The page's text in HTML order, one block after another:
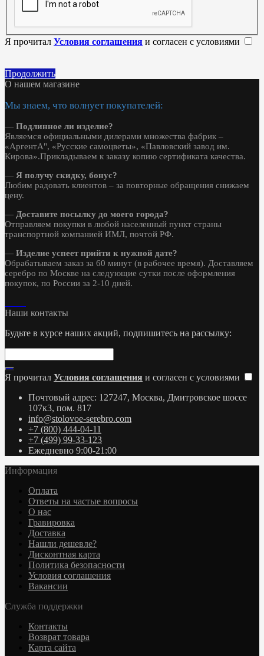
Я прочитал Условия соглашения и согласен с условиями
Продолжить
О нашем магазине
Мы знаем, что волнует покупателей:
— Подлинное ли изделие?
Являемся официальными дилерами множества фабрик –
«АргентА", «Русские самоцветы», «Павловский завод им.
Кирова».Прикладываем к заказу копию сертификата качества.
— Я получу скидку, бонус?
Любим радовать клиентов – за повторные обращения снижаем
цену.
— Доставите посылку до моего города?
Отправляем покупки в любой населенный пункт страны
транспортной компанией ИМЛ, почтой РФ.
— Изделие успеет прийти к нужной дате?
Обрабатываем заказ за 60 минут (в рабочее время). Доставляем
серебро по Москве на следующие сутки после оформления
покупок, по России за 2-10 дней.
Наши контакты
Будьте в курсе наших акций, подпишитесь на рассылку:
Я прочитал Условия соглашения и согласен с условиями
Почтовый адрес: 127247, Москва, Дмитровское шоссе
107к3, пом. 817
info@stolovoe-serebro.com
+7 (800) 444-04-11
+7 (499) 99-33-123
Ежедневно 9:00-21:00
Информация
Оплата
Ответы на частые вопросы
О нас
Гравировка
Доставка
Нашли дешевле?
Дисконтная карта
Политика безопасности
Условия соглашения
Вакансии
Служба поддержки
Контакты
Возврат товара
Карта сайта